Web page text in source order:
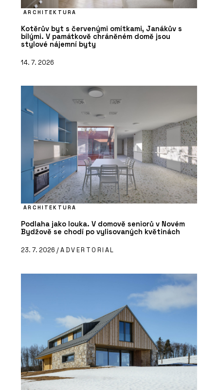
ARCHITEKTURA
Kotěrův byt s červenými omítkami, Janákův s
bílými. V památkově chráněném domě jsou
stylové nájemní byty
14. 7. 2026
ARCHITEKTURA
Podlaha jako louka. V domově seniorů v Novém
Bydžově se chodí po vylisovaných květinách
23. 7. 2026 /ADVERTORIAL